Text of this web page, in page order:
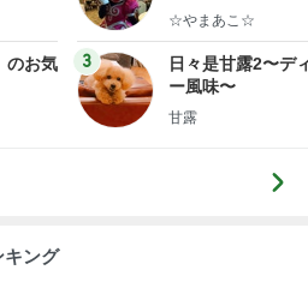
のお気
☆やまあこ☆
3
日々是甘露2〜デ
ー風味〜
甘露
キング